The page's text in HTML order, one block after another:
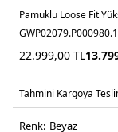
Pamuklu Loose Fit
22.999,00TL
Tahmini Kargoya
Renk: beyaz